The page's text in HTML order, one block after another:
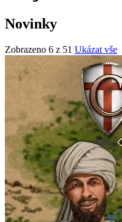
Novinky
Zobrazeno 6 z 51 Ukázat vše